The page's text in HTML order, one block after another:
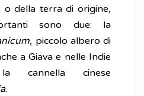
o della terra di origine,
sono due: la
, piccolo albero di
a Giava e nelle Indie
cannella cinese
.